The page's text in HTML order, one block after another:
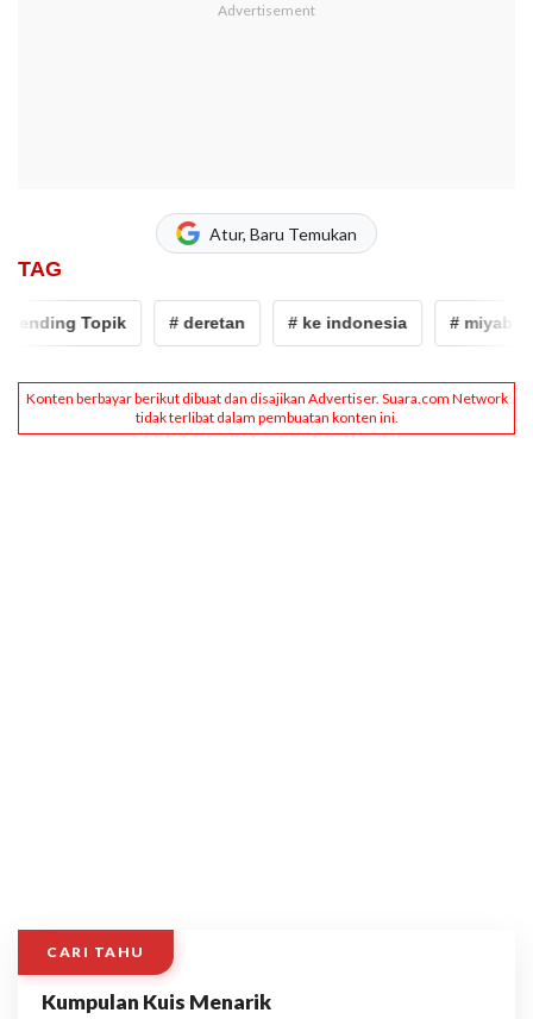
Atur, Baru Temukan
TAG
Topik # deretan # ke indonesia # miyabi
CARI TAHU
Kumpulan Kuis Menarik